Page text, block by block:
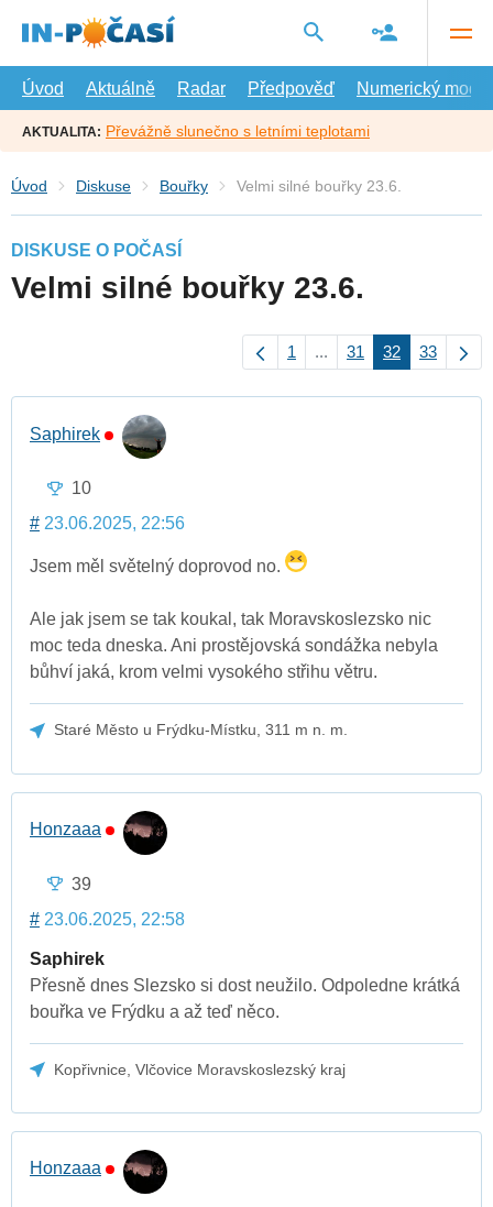
hlavní
Úvod
Aktuálně Radar Předpověď Numerický model
AKTUALITA: Převážně slunečno s letními teplotami
Úvod Diskuse Bouřky Velmi silné bouřky 23.6.
DISKUSE O POČASÍ
Velmi silné bouřky 23.6.
1 ... 31 32 33
Saphirek
10
# 23.06.2025, 22:56
Jsem měl světelný doprovod no.
Ale jak jsem se tak koukal, tak Moravskoslezsko nic
moc teda dneska. Ani prostějovská sondážka nebyla
bůhví jaká, krom velmi vysokého střihu větru.
Staré Město u Frýdku-Místku, 311 m n. m.
Honzaaa
39
# 23.06.2025, 22:58
Saphirek
Přesně dnes Slezsko si dost neužilo. Odpoledne krátká
bouřka ve Frýdku a až teď něco.
Kopřivnice, Vlčovice Moravskoslezský kraj
Honzaaa